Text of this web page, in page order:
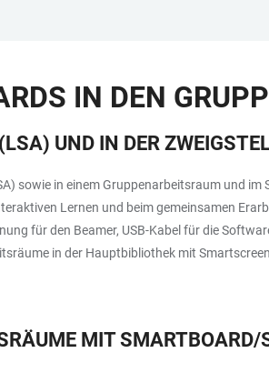
IN DEN
UND IN DER
sowie in einem Gruppenarbeitsraum und
Lernen und beim gemeinsamen
für den Beamer, USB-Kabel für die
in der Hauptbibliothek mit
MIT SMARTBOARD/